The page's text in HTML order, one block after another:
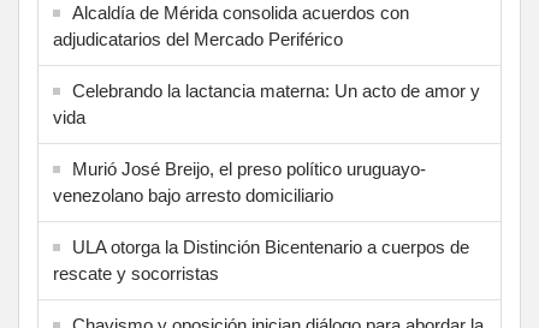
Alcaldía de Mérida consolida acuerdos con
adjudicatarios del Mercado Periférico
Celebrando la lactancia materna: Un acto de amor y
vida
Murió José Breijo, el preso político uruguayo-
venezolano bajo arresto domiciliario
ULA otorga la Distinción Bicentenario a cuerpos de
rescate y socorristas